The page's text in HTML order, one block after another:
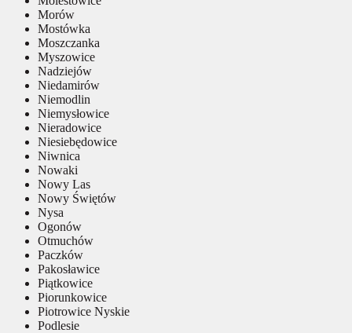
Morów
Mostówka
Moszczanka
Myszowice
Nadziejów
Niedamirów
Niemodlin
Niemysłowice
Nieradowice
Niesiebędowice
Niwnica
Nowaki
Nowy Las
Nowy Świętów
Nysa
Ogonów
Otmuchów
Paczków
Pakosławice
Piątkowice
Piorunkowice
Piotrowice Nyskie
Podlesie